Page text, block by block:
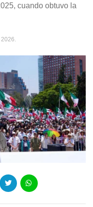
cuando obtuvo la